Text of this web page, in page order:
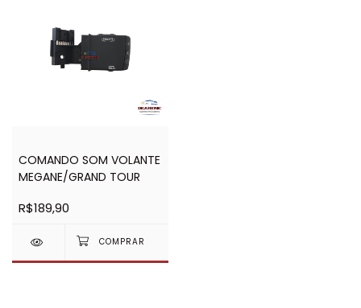
COMANDO SOM VOLANTE
MEGANE/GRAND TOUR
R$189,90